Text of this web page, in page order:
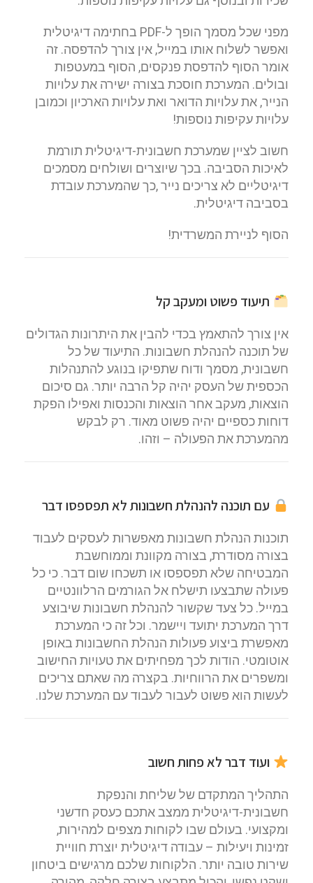
מפני שכל מסמך הופך ל-PDF בחתימה דיגיטלית
ואפשר לשלוח אותו במייל, אין צורך להדפסה. זה
אומר הסוף להדפסת פנקסים, הסוף במעטפות
ובולים. המערכת חוסכת בצורה ישירה את עלויות
הנייר, את עלויות הדואר ואת עלויות הארכיון וכמובן
עלויות עקיפות נוספות!
חשוב לציין שמערכת חשבונית-דיגיטלית תורמת
לאיכות הסביבה. בכך שיוצרים ושולחים מסמכים
דיגיטליים לא צריכים נייר ,כך שהמערכת עובדת
בסביבה דיגיטלית.
הסוף לניירת המשרדית!
תיעוד פשוט ומעקב קל
אין צורך להתאמץ בכדי להבין את היתרונות הגדולים
של תוכנה להנהלת חשבונות. התיעוד של כל
חשבונית, מסמך ודוח שתפיקו בנוגע להתנהלות
הכספית של העסק יהיה קל הרבה יותר. גם סיכום
הוצאות, מעקב אחר הוצאות והכנסות ואפילו הפקת
דוחות כספיים יהיה פשוט מאוד. רק לבקש
מהמערכת את הפעולה – וזהו.
עם תוכנה להנהלת חשבונות לא תפספסו דבר
תוכנות הנהלת חשבונות מאפשרות לעסקים לעבוד
בצורה מסודרת, בצורה מקוונת וממוחשבת
המבטיחה שלא תפספסו או תשכחו שום דבר. כי כל
פעולה שתבצעו תישלח אל הגורמים הרלוונטיים
במייל. כל צעד שקשור להנהלת חשבונות שיבוצע
דרך המערכת יתועד ויישמר. וכל זה כי המערכת
מאפשרת ביצוע פעולות הנהלת החשבונות באופן
אוטומטי. הודות לכך מפחיתים את טעויות החישוב
ומשפרים את הרווחיות. בקצרה מה שאתם צריכים
לעשות הוא פשוט לעבור לעבוד עם המערכת שלנו.
ועוד דבר לא פחות חשוב
התהליך המתקדם של שליחת והנפקת
חשבונית-דיגיטלית ממצב אתכם כעסק חדשני
ומקצועי. בעולם שבו לקוחות מצפים למהירות,
זמינות ויעילות – עבודה דיגיטלית יוצרת חוויית
שירות טובה יותר. הלקוחות שלכם מרגישים ביטחון